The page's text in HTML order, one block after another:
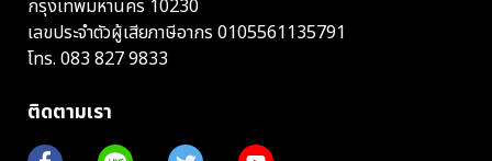
กรุงเทพมหานคร 10230
เลขประจำตัวผู้เสียภาษีอากร 0105561135791
โทร. 083 827 9833
ติดตามเรา